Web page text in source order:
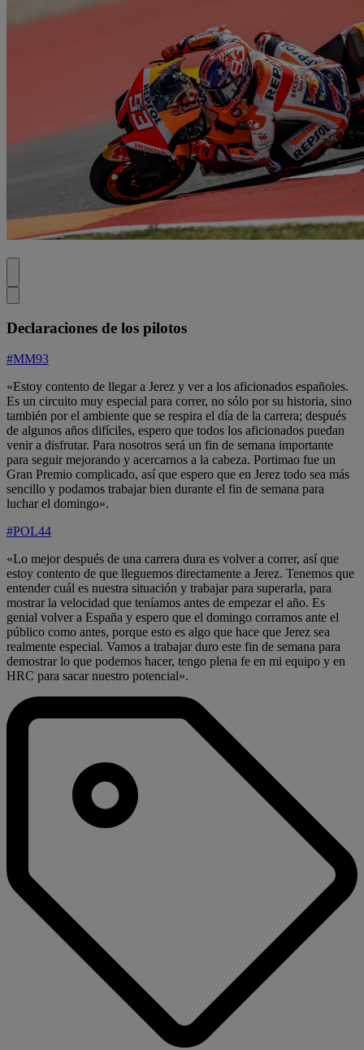
Declaraciones de los pilotos
#MM93
«Estoy contento de llegar a Jerez y ver a los aficionados españoles.
Es un circuito muy especial para correr, no sólo por su historia, sino
también por el ambiente que se respira el día de la carrera; después
de algunos años difíciles, espero que todos los aficionados puedan
venir a disfrutar. Para nosotros será un fin de semana importante
para seguir mejorando y acercarnos a la cabeza. Portimao fue un
Gran Premio complicado, así que espero que en Jerez todo sea más
sencillo y podamos trabajar bien durante el fin de semana para
luchar el domingo».
#POL44
«Lo mejor después de una carrera dura es volver a correr, así que
estoy contento de que lleguemos directamente a Jerez. Tenemos que
entender cuál es nuestra situación y trabajar para superarla, para
mostrar la velocidad que teníamos antes de empezar el año. Es
genial volver a España y espero que el domingo corramos ante el
público como antes, porque esto es algo que hace que Jerez sea
realmente especial. Vamos a trabajar duro este fin de semana para
demostrar lo que podemos hacer, tengo plena fe en mi equipo y en
HRC para sacar nuestro potencial».